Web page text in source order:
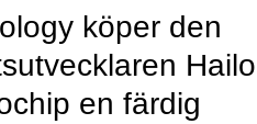
köper den
en färdig